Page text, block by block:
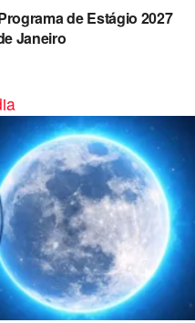
de Estágio 2027
Janeiro